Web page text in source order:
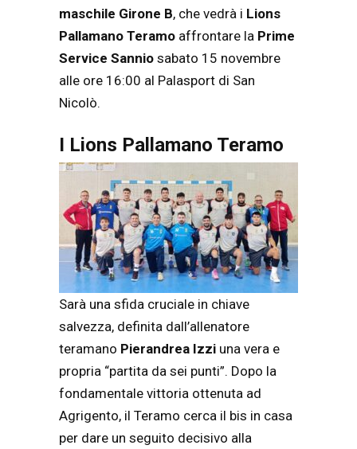
maschile Girone B, che vedrà i Lions
Pallamano Teramo affrontare la Prime
Service Sannio sabato 15 novembre
alle ore 16:00 al Palasport di San
Nicolò.
I Lions Pallamano Teramo
Sarà una sfida cruciale in chiave
salvezza, definita dall’allenatore
teramano Pierandrea Izzi una vera e
propria “partita da sei punti”. Dopo la
fondamentale vittoria ottenuta ad
Agrigento, il Teramo cerca il bis in casa
per dare un seguito decisivo alla